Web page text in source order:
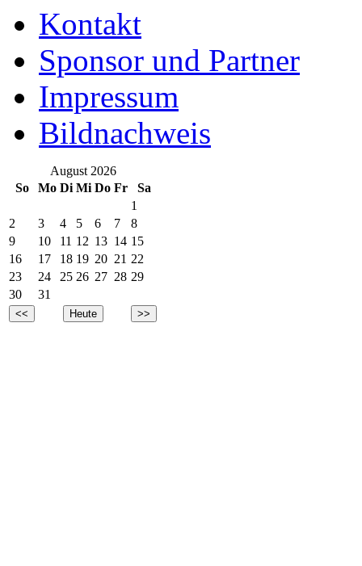
Kontakt
Sponsor und Partner
Impressum
Bildnachweis
August 2026
So
Mo Di Mi Do Fr
Sa
1
2
3 4 5 6 7
8
9
10 11 12 13 14 15
16
17 18 19 20 21 22
23
24 25 26 27 28 29
30
31